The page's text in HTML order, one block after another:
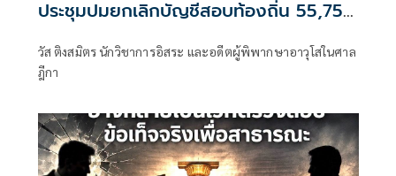
ประชุมปมยกเลิกบัญชีสอบท้องถิ่น 55,753
วัส ติงสมิตร นักวิชาการอิสระ และอดีตผู้พิพากษาอาวุโสในศาล
ฎีกา